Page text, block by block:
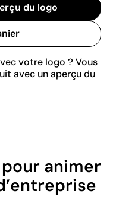
du logo
votre logo ? Vous
avec un aperçu du
animer